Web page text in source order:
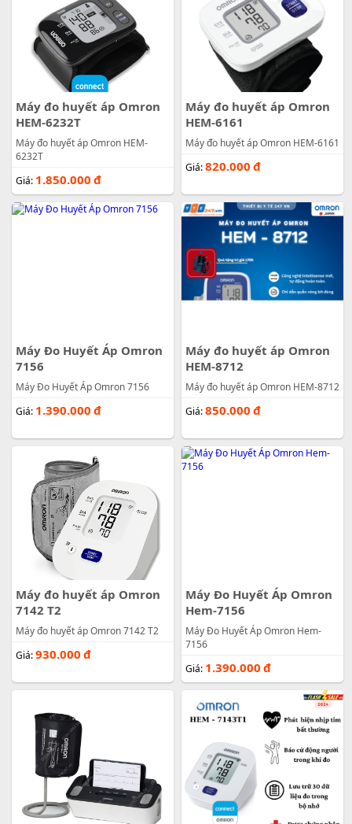
Máy đo huyết áp Omron
HEM-6232T
Máy đo huyết áp Omron HEM-
6232T
Giá: 1.850.000 đ
Máy đo huyết áp Omron
HEM-6161
Máy đo huyết áp Omron HEM-6161
Giá:820.000 đ
Máy Đo Huyết Áp Omron
7156
Máy Đo Huyết Áp Omron 7156
Giá: 1.390.000 đ
Máy đo huyết áp Omron
HEM-8712
Máy đo huyết áp Omron HEM-8712
Giá:850.000 đ
Máy đo huyết áp Omron
7142 T2
Máy đo huyết áp Omron 7142 T2
Giá:930.000 đ
Máy Đo Huyết Áp Omron
Hem-7156
Máy Đo Huyết Áp Omron Hem-
7156
Giá: 1.390.000 đ